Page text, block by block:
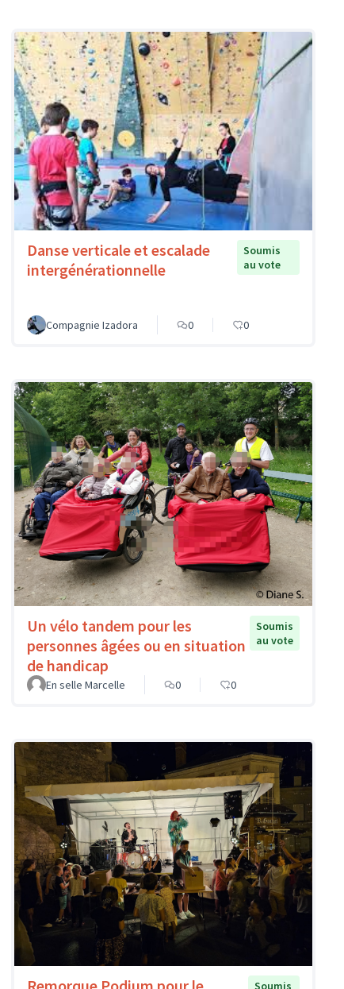
Danse verticale et escalade
intergénérationnelle
Soumis
au vote
Compagnie Izadora 0 0
Un vélo tandem pour les
personnes âgées ou en situation
de handicap
Soumis
au vote
En selle Marcelle 0 0
Soumis